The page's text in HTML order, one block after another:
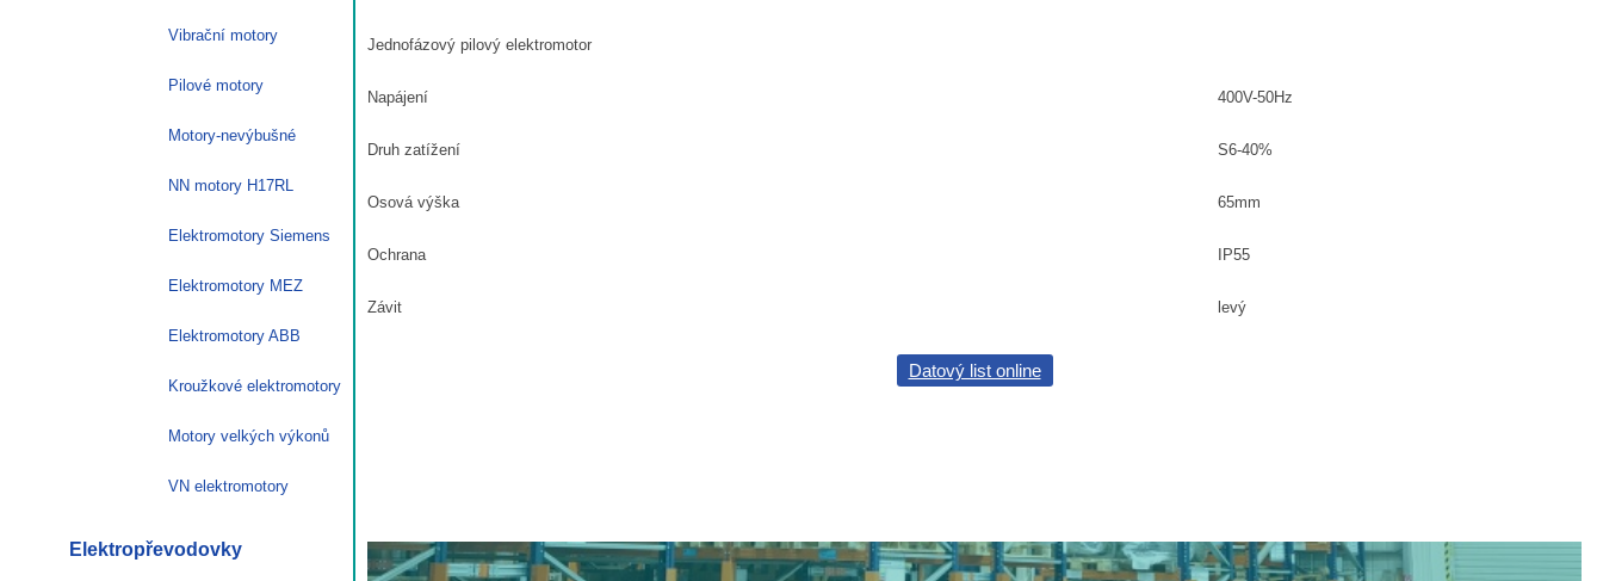
Jednofázový pilový elektromotor
Napájení 400V-50Hz
Druh zatížení S6-40%
Osová výška 65mm
Ochrana IP55
Závit levý
Datový list online
Vibrační motory
Pilové motory
Motory-nevýbušné
NN motory H17RL
Elektromotory Siemens
Elektromotory MEZ
Elektromotory ABB
Kroužkové elektromotory
Motory velkých výkonů
VN elektromotory
Elektropřevodovky